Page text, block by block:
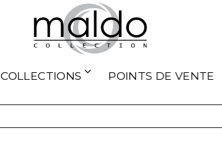
COLLECTIONS POINTS DE VENTE